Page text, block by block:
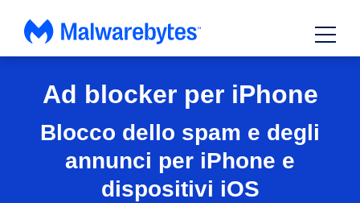
contenuti
Ad blocker per iPhone
Blocco dello spam e degli
annunci per iPhone e
dispositivi iOS